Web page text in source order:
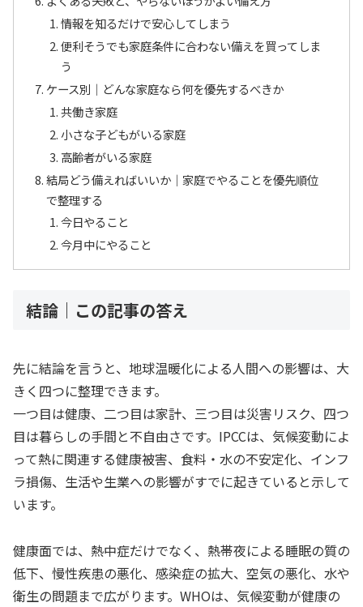
情報を知るだけで安心してしまう
便利そうでも家庭条件に合わない備えを買ってしま
う
ケース別｜どんな家庭なら何を優先するべきか
共働き家庭
小さな子どもがいる家庭
高齢者がいる家庭
結局どう備えればいいか｜家庭でやることを優先順位
で整理する
今日やること
今月中にやること
結論｜この記事の答え
先に結論を言うと、地球温暖化による人間への影響は、大
きく四つに整理できます。
一つ目は健康、二つ目は家計、三つ目は災害リスク、四つ
目は暮らしの手間と不自由さです。IPCCは、気候変動によ
って熱に関連する健康被害、食料・水の不安定化、インフ
ラ損傷、生活や生業への影響がすでに起きていると示して
います。
健康面では、熱中症だけでなく、熱帯夜による睡眠の質の
低下、慢性疾患の悪化、感染症の拡大、空気の悪化、水や
衛生の問題まで広がります。WHOは、気候変動が健康の